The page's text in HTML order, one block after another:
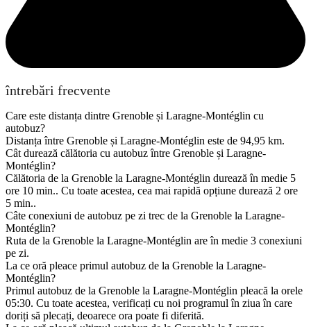
întrebări frecvente
Care este distanța dintre Grenoble și Laragne-Montéglin cu
autobuz?
Distanța între Grenoble și Laragne-Montéglin este de 94,95 km.
Cât durează călătoria cu autobuz între Grenoble și Laragne-
Montéglin?
Călătoria de la Grenoble la Laragne-Montéglin durează în medie 5
ore 10 min.. Cu toate acestea, cea mai rapidă opțiune durează 2 ore
5 min..
Câte conexiuni de autobuz pe zi trec de la Grenoble la Laragne-
Montéglin?
Ruta de la Grenoble la Laragne-Montéglin are în medie 3 conexiuni
pe zi.
La ce oră pleace primul autobuz de la Grenoble la Laragne-
Montéglin?
Primul autobuz de la Grenoble la Laragne-Montéglin pleacă la orele
05:30. Cu toate acestea, verificați cu noi programul în ziua în care
doriți să plecați, deoarece ora poate fi diferită.